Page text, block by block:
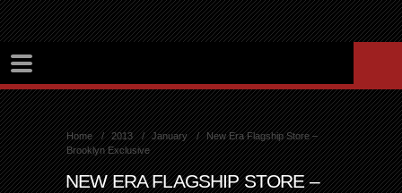
Home 2013 January
New Era Flagship Store –
Brooklyn Exclusive
NEW ERA FLAGSHIP STORE –